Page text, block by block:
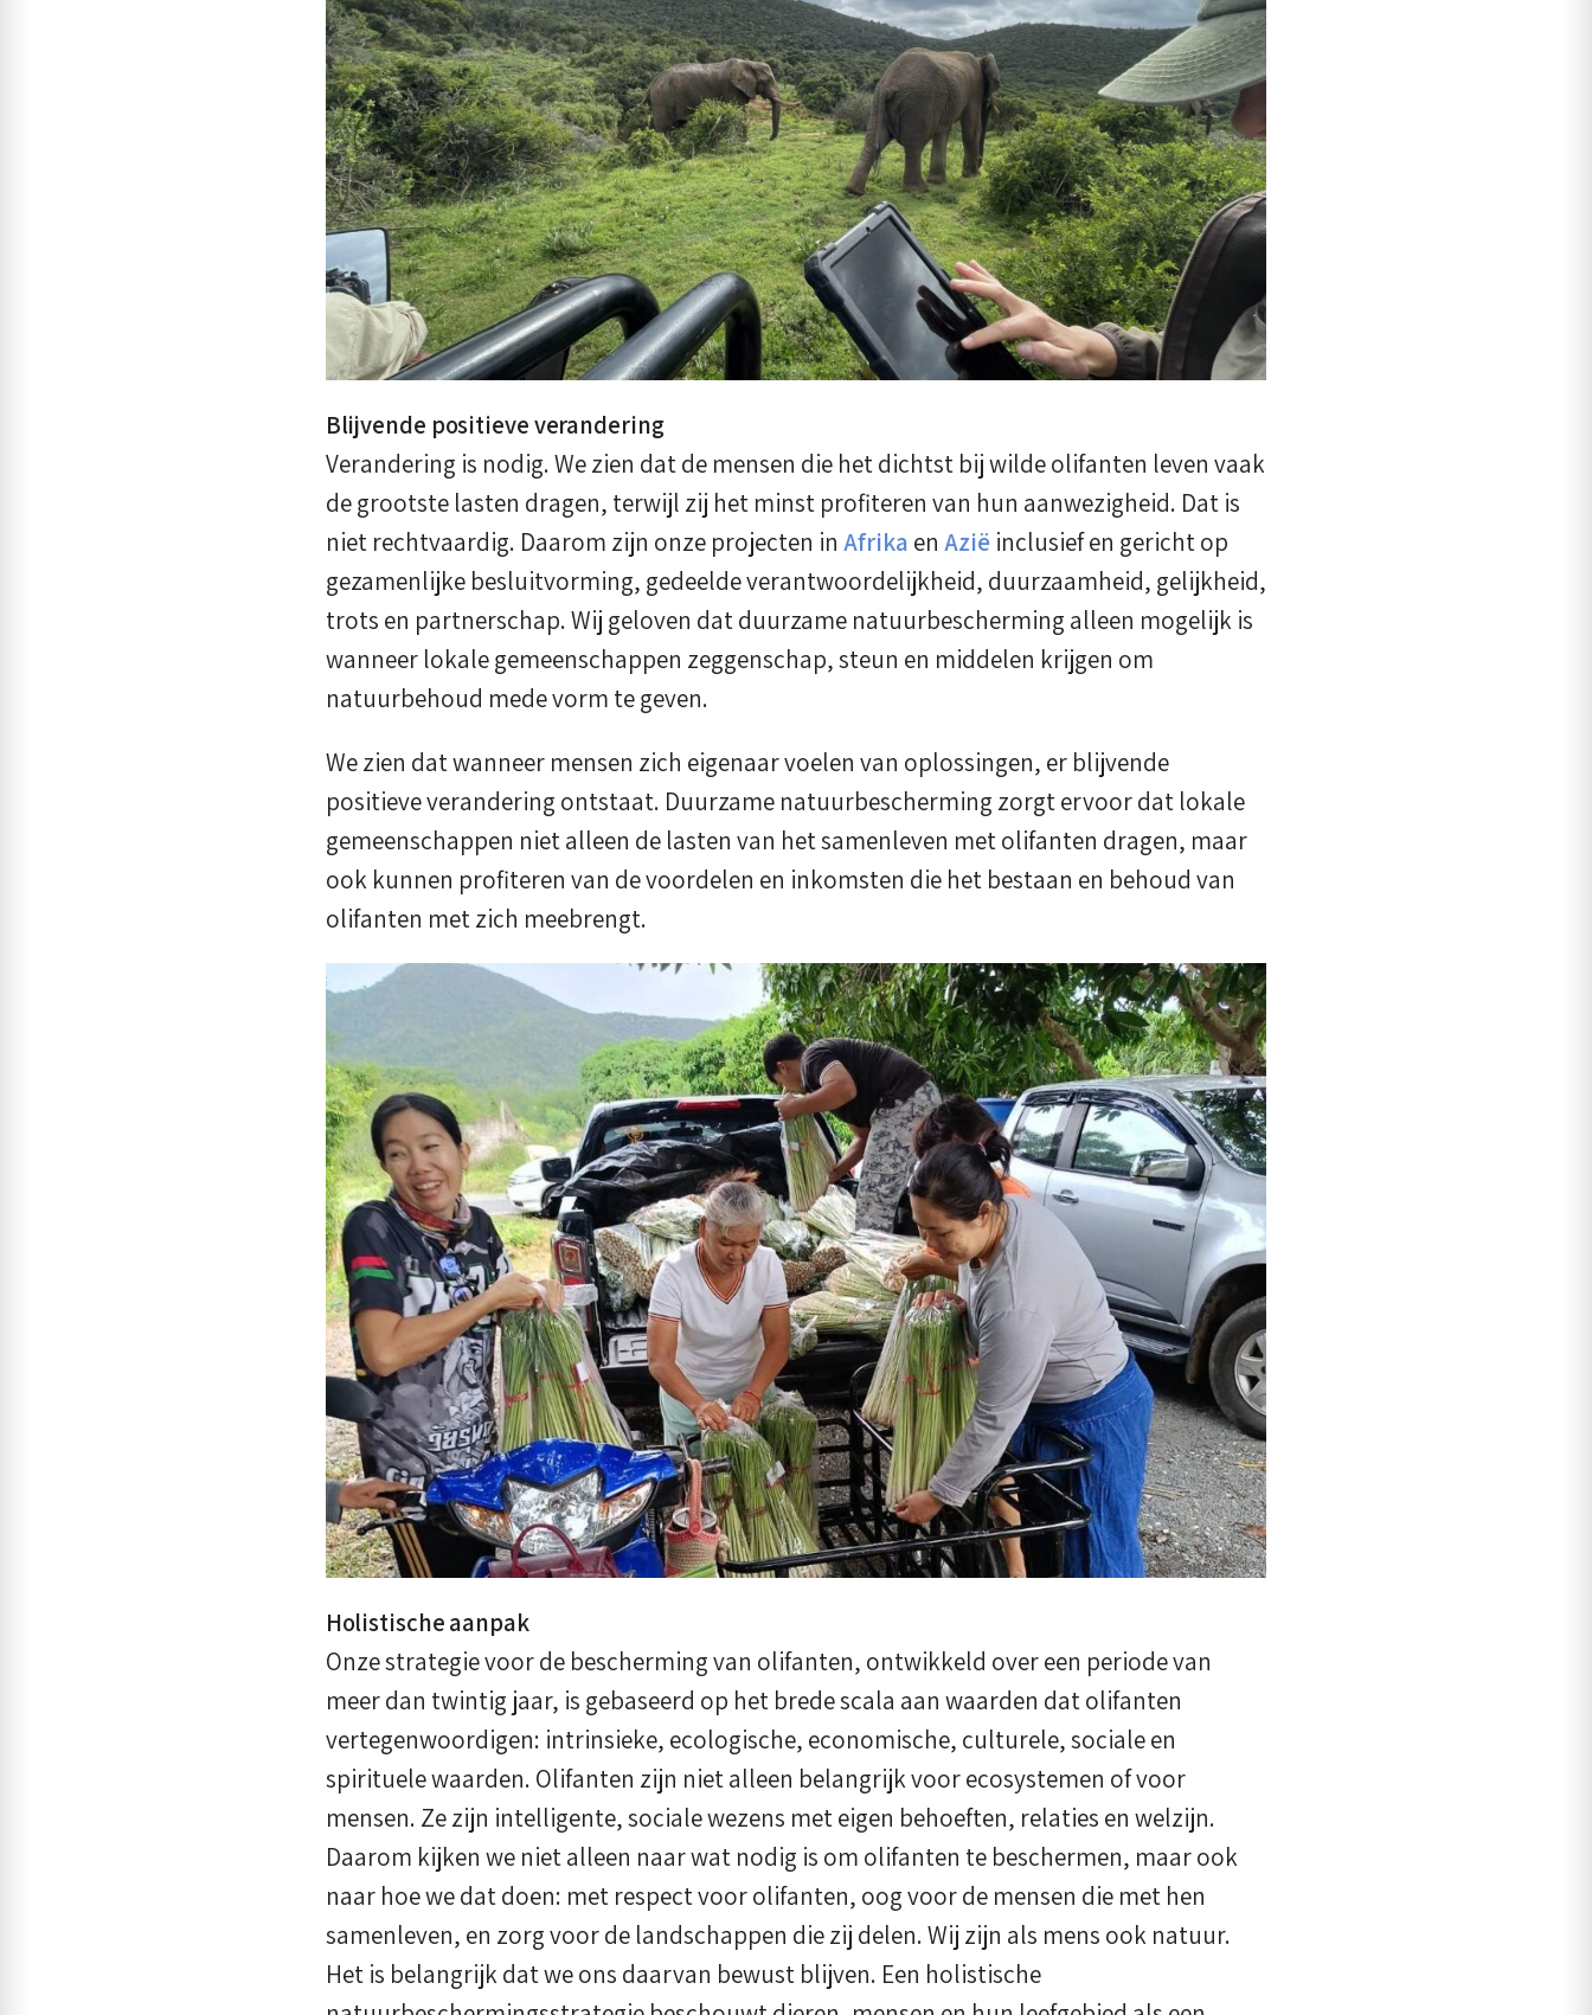
Blijvende positieve verandering
Verandering is nodig. We zien dat de mensen die het dichtst bij wilde olifanten leven vaak
de grootste lasten dragen, terwijl zij het minst profiteren van hun aanwezigheid. Dat is
niet rechtvaardig. Daarom zijn onze projecten in Afrika en Aziëinclusief en gericht op
gezamenlijke besluitvorming, gedeelde verantwoordelijkheid, duurzaamheid, gelijkheid,
trots en partnerschap. Wij geloven dat duurzame natuurbescherming alleen mogelijk is
wanneer lokale gemeenschappen zeggenschap, steun en middelen krijgen om
natuurbehoud mede vorm te geven.
We zien dat wanneer mensen zich eigenaar voelen van oplossingen, er blijvende
positieve verandering ontstaat. Duurzame natuurbescherming zorgt ervoor dat lokale
gemeenschappen niet alleen de lasten van het samenleven met olifanten dragen, maar
ook kunnen profiteren van de voordelen en inkomsten die het bestaan en behoud van
olifanten met zich meebrengt.
Holistische aanpak
Onze strategie voor de bescherming van olifanten, ontwikkeld over een periode van
meer dan twintig jaar, is gebaseerd op het brede scala aan waarden dat olifanten
vertegenwoordigen: intrinsieke, ecologische, economische, culturele, sociale en
spirituele waarden. Olifanten zijn niet alleen belangrijk voor ecosystemen of voor
mensen. Ze zijn intelligente, sociale wezens met eigen behoeften, relaties en welzijn.
Daarom kijken we niet alleen naar wat nodig is om olifanten te beschermen, maar ook
naar hoe we dat doen: met respect voor olifanten, oog voor de mensen die met hen
samenleven, en zorg voor de landschappen die zij delen. Wij zijn als mens ook natuur.
Het is belangrijk dat we ons daarvan bewust blijven. Een holistische